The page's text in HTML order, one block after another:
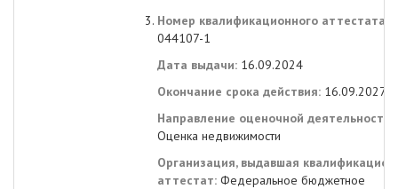
Номер квалификационного аттестата:
044107-1
Дата выдачи: 16.09.2024
Окончание срока действия: 16.09.2027
Направление оценочной деятельности:
Оценка недвижимости
Организация, выдавшая
аттестат: Федеральное бюджетное